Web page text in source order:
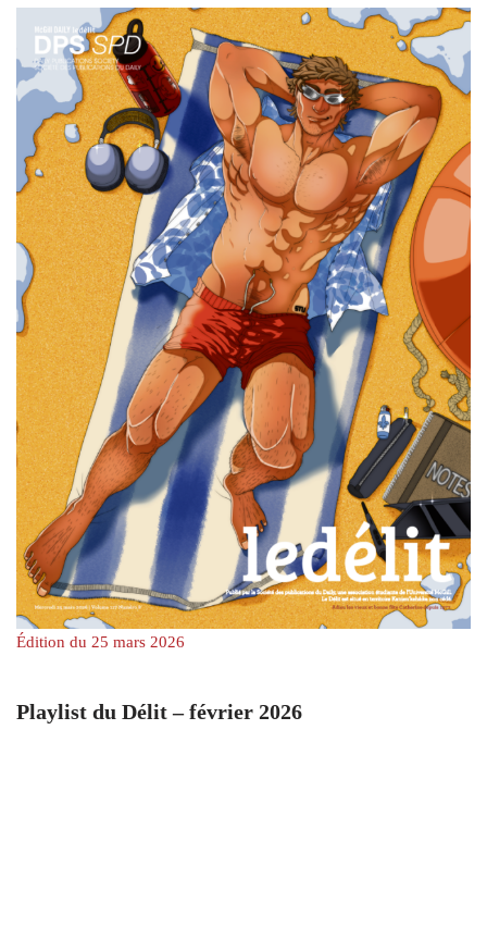
Édition du 25 mars 2026
Playlist du Délit – février 2026